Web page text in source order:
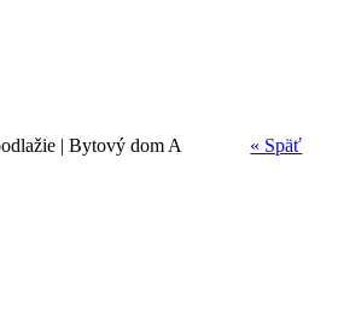
« Späť
| Bytový dom A